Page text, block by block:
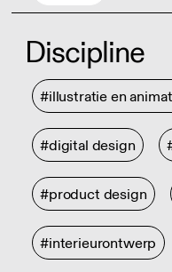
Discipline
#illustratie en
#digital design
#product design
#interieurontwerp